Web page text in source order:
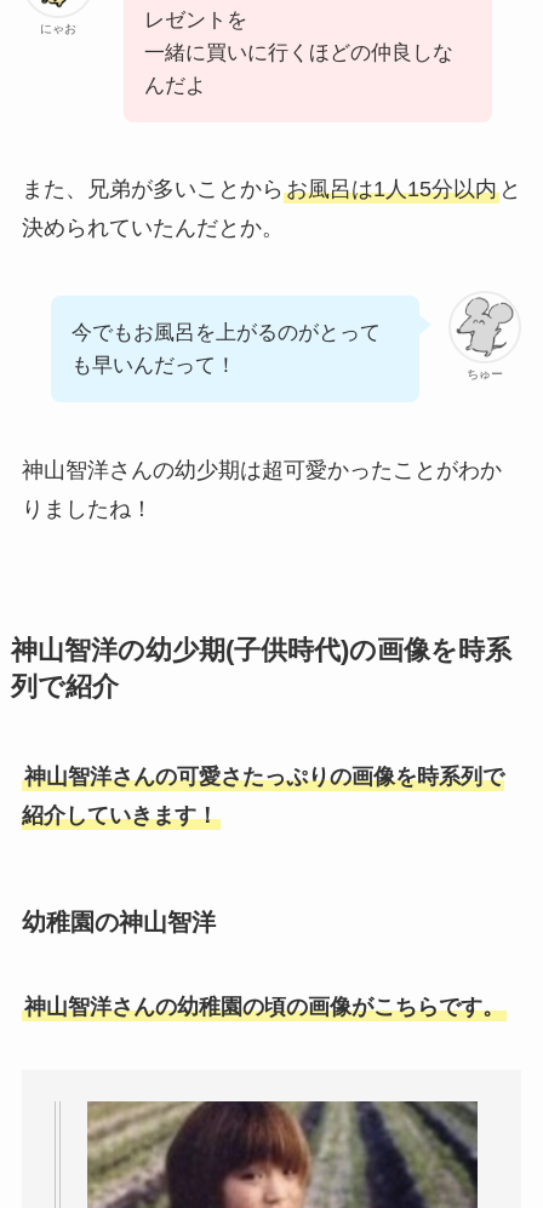
にゃお
レゼントを
一緒に買いに行くほどの仲良しな
んだよ
また、兄弟が多いことから お風呂は1人15分以内と
決められていたんだとか。
ちゅー
今でもお風呂を上がるのがとって
も早いんだって！
神山智洋さんの幼少期は超可愛かったことがわか
りましたね！
神山智洋の幼少期(子供時代)の画像を時系
列で紹介
神山智洋さんの可愛さたっぷりの画像を時系列で
紹介していきます！
幼稚園の神山智洋
神山智洋さんの幼稚園の頃の画像がこちらです。